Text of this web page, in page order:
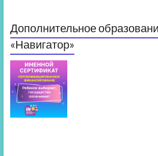
Дополнительное
«Навигатор»